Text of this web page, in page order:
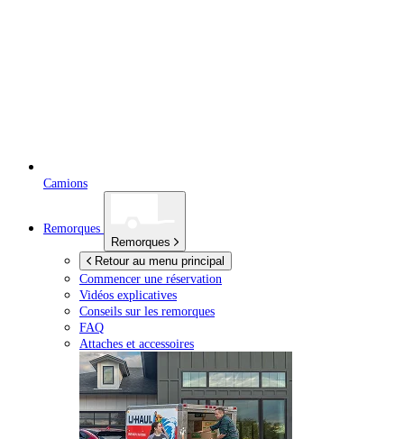
Camions
Remorques
Remorques
Retour au menu principal
Commencer une réservation
Vidéos explicatives
Conseils sur les remorques
FAQ
Attaches et accessoires